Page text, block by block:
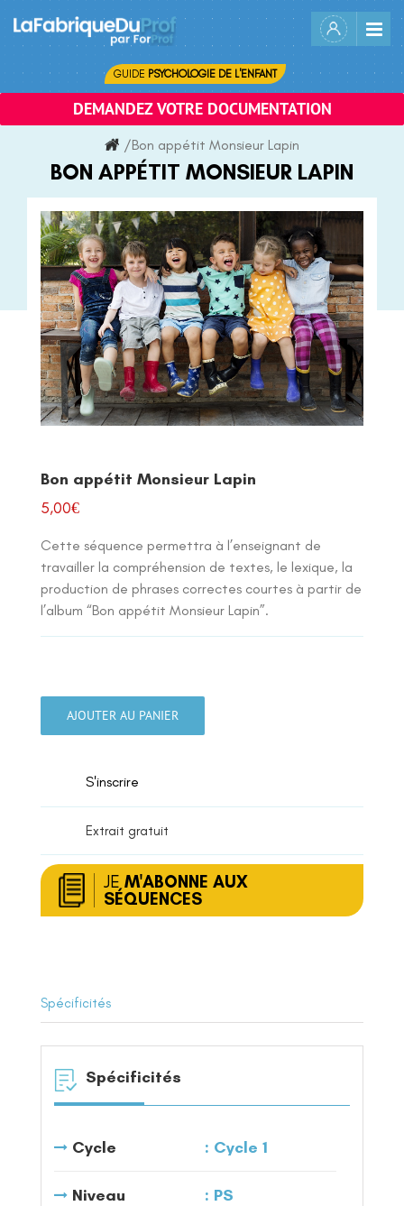
content
GUIDE PSYCHOLOGIE DE L'ENFANT
DEMANDEZ VOTRE DOCUMENTATION
/Bon appétit Monsieur Lapin
BON APPÉTIT MONSIEUR LAPIN
Bon appétit Monsieur Lapin
5,00€
Cette séquence permettra à l’enseignant de
travailler la compréhension de textes, le lexique, la
production de phrases correctes courtes à partir de
l’album “Bon appétit Monsieur Lapin”.
AJOUTER AU PANIER
S'inscrire
Extrait gratuit
JE M'ABONNE AUX
SÉQUENCES
Spécificités
Spécificités
Cycle Cycle 1
Niveau PS